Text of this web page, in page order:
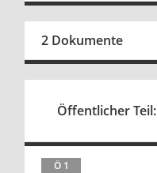
2 Dokumente
Öffentlicher Teil:
Ö 1